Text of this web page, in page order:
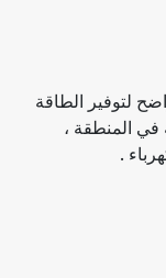
لتوفير الطاقة
في المنطقة ،
.